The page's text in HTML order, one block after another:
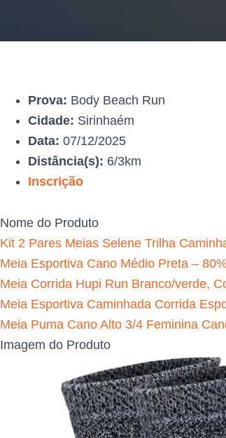
Prova: Body Beach Run
Cidade: Sirinhaém
Data: 07/12/2025
Distância(s): 6/3km
Inscrição
Nome do Produto
Kit 2 Pares Meias Selene Trilha
Meia Esportiva Cano Médio Preta –
Meia Corrida Hupi Run Branco/verde,
Meia Esportiva Caminhada Corrida
Meia Puma Cano Alto 3/4 Feminina
Imagem do Produto